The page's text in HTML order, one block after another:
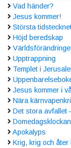
Vad händer?
Jesus kommer!
Största
Höjd beredskap
Upptrappning
Templet i
Jesus kommer i
Nära
Det stora avfallet
Apokalyps
Krig, krig och åter